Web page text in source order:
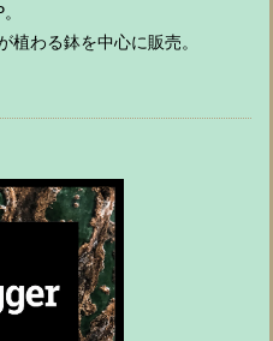
植わる鉢を中心に販売。